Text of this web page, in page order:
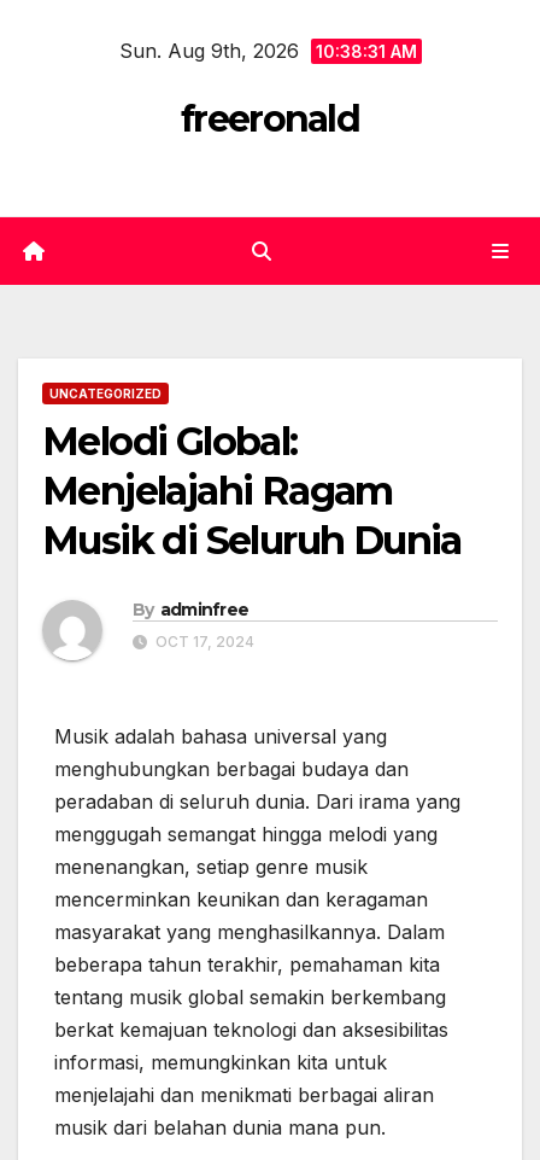
Sun. Aug 9th, 2026 10:38:31 AM
freeronald
UNCATEGORIZED
Melodi Global:
Menjelajahi Ragam
Musik di Seluruh Dunia
By adminfree
OCT 17, 2024
Musik adalah bahasa universal yang
menghubungkan berbagai budaya dan
peradaban di seluruh dunia. Dari irama yang
menggugah semangat hingga melodi yang
menenangkan, setiap genre musik
mencerminkan keunikan dan keragaman
masyarakat yang menghasilkannya. Dalam
beberapa tahun terakhir, pemahaman kita
tentang musik global semakin berkembang
berkat kemajuan teknologi dan aksesibilitas
informasi, memungkinkan kita untuk
menjelajahi dan menikmati berbagai aliran
musik dari belahan dunia mana pun.